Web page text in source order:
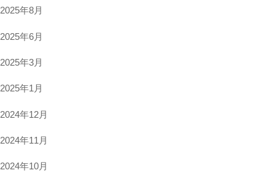
2025年8月
2025年6月
2025年3月
2025年1月
2024年12月
2024年11月
2024年10月